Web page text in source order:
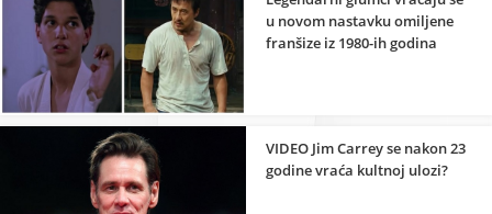
u novom nastavku omiljene
franšize iz 1980-ih godina
VIDEO Jim Carrey se nakon 23
godine vraća kultnoj ulozi?